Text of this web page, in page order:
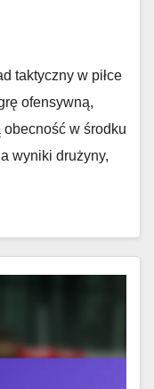
taktyczny w piłce
ofensywną,
w środku
wyniki drużyny,